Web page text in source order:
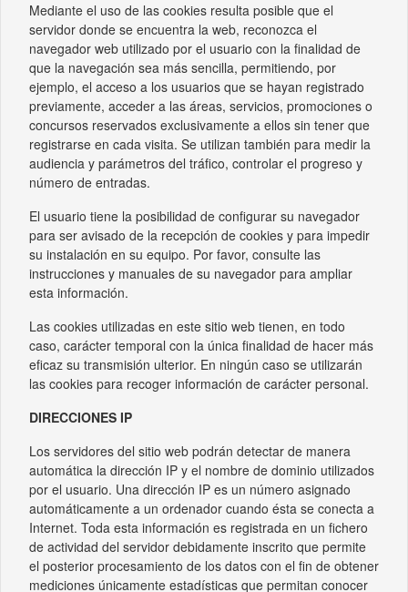
Mediante el uso de las cookies resulta posible que el
servidor donde se encuentra la web, reconozca el
navegador web utilizado por el usuario con la finalidad de
que la navegación sea más sencilla, permitiendo, por
ejemplo, el acceso a los usuarios que se hayan registrado
previamente, acceder a las áreas, servicios, promociones o
concursos reservados exclusivamente a ellos sin tener que
registrarse en cada visita. Se utilizan también para medir la
audiencia y parámetros del tráfico, controlar el progreso y
número de entradas.
El usuario tiene la posibilidad de configurar su navegador
para ser avisado de la recepción de cookies y para impedir
su instalación en su equipo. Por favor, consulte las
instrucciones y manuales de su navegador para ampliar
esta información.
Las cookies utilizadas en este sitio web tienen, en todo
caso, carácter temporal con la única finalidad de hacer más
eficaz su transmisión ulterior. En ningún caso se utilizarán
las cookies para recoger información de carácter personal.
DIRECCIONES IP
Los servidores del sitio web podrán detectar de manera
automática la dirección IP y el nombre de dominio utilizados
por el usuario. Una dirección IP es un número asignado
automáticamente a un ordenador cuando ésta se conecta a
Internet. Toda esta información es registrada en un fichero
de actividad del servidor debidamente inscrito que permite
el posterior procesamiento de los datos con el fin de obtener
mediciones únicamente estadísticas que permitan conocer